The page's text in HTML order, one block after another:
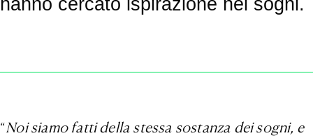
“Noi siamo fatti della stessa sostanza dei sogni, e